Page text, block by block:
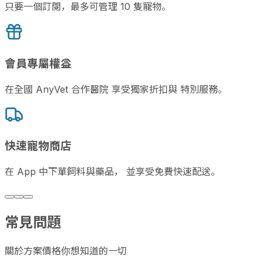
只要一個訂閱，最多可管理 10 隻寵物。
會員專屬權益
在全國 AnyVet 合作醫院 享受獨家折扣與 特別服務。
快速寵物商店
在 App 中下單飼料與藥品， 並享受免費快速配送。
常見問題
關於方案價格你想知道的一切